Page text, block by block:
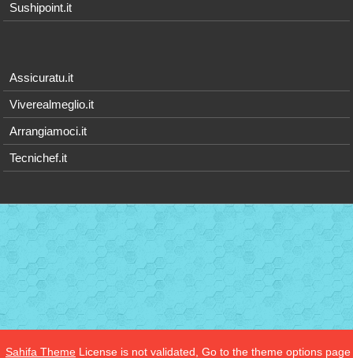
Sushipoint.it
Assicuratu.it
Viverealmeglio.it
Arrangiamoci.it
Tecnichef.it
Sahifa Theme License is not validated, Go to the theme options page